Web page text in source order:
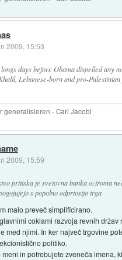
2009, 15:53
days before Obama dispelled any
Lebanese-born and pro-
generalisieren - Carl Jacobi
2009, 15:59
pritiska je svetovna banka oziroma
s popolno odprtostjo trga
malo preveč simplificirano.
coklami razvoja revnih
med njimi. In ker največ trgovine
politiko.
in potrebujete zveneča imena,